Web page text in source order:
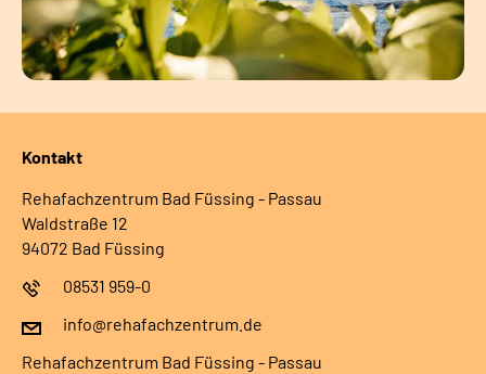
Kontakt
Rehafachzentrum Bad Füssing - Passau
Waldstraße 12
94072 Bad Füssing
08531 959-0
info@rehafachzentrum.de
Rehafachzentrum Bad Füssing - Passau